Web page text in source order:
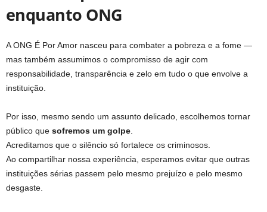
enquanto ONG
A ONG É Por Amor nasceu para combater a pobreza e a fome —
mas também assumimos o compromisso de agir com
responsabilidade, transparência e zelo em tudo o que envolve a
instituição.
Por isso, mesmo sendo um assunto delicado, escolhemos tornar
público que sofremos um golpe.
Acreditamos que o silêncio só fortalece os criminosos.
Ao compartilhar nossa experiência, esperamos evitar que outras
instituições sérias passem pelo mesmo prejuízo e pelo mesmo
desgaste.